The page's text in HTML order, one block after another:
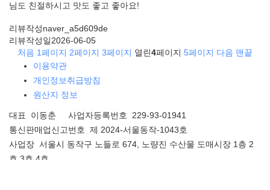
님도 친절하시고 맛도 좋고 좋아요!
리뷰작성naver_a5d609de
리뷰작성일2026-06-05
처음 1페이지 2페이지 3페이지 열린4페이지 5페이지 다음 맨끝
이용약관
개인정보취급방침
원산지 정보
대표 이동춘 사업자등록번호 229-93-01941
통신판매업신고번호 제 2024-서울동작-1043호
사업장 서울시 동작구 노들로 674, 노량진 수산물 도매시장 1층 2
호,3호,4호